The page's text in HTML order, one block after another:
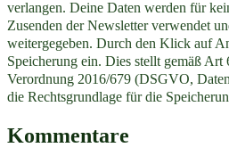
verlangen. Deine Daten werden für
Zusenden der Newsletter verwendet
weitergegeben. Durch den Klick auf
Speicherung ein. Dies stellt gemäß
Verordnung 2016/679 (DSGVO,
die Rechtsgrundlage für die
Kommentare